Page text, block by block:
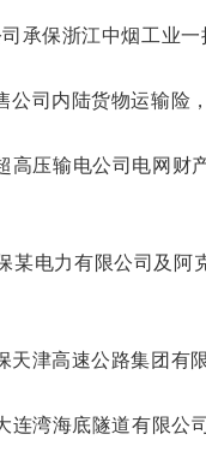
承保浙江中烟工业
司内陆货物运输险
压输电公司电网财
电力有限公司及阿
津高速公路集团有
湾海底隧道有限公